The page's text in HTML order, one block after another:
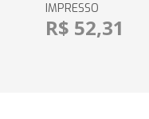
IMPRESSO
R$ 52,31